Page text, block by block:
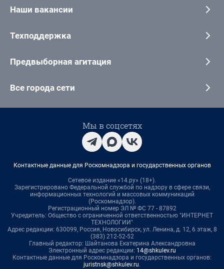
Наши вакансии
Техподдержка
Предвыборная агитация
Все города сети
Мы в соцсетях
Контактные данные для Роскомнадзора и государственных органов
Сетевое издание «14.ру» (18+).
Зарегистрировано Федеральной службой по надзору в сфере связи,
информационных технологий и массовых коммуникаций
(Роскомнадзор).
Регистрационный номер ЭЛ № ФС 77 - 87892
Учредитель: Общество с ограниченной ответственностью "ИНТЕРНЕТ
ТЕХНОЛОГИИ"
Адрес редакции: 630099, Россия, Новосибирск, ул. Ленина, д. 12, 6 этаж, 8
(383) 212-52-52
Главный редактор: Шайтанова Екатерина Александровна
Электронный адрес редакции: 14@shkulev.ru
Контактные данные для Роскомнадзора и государственных органов:
juristnsk@shkulev.ru.